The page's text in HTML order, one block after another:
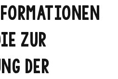
ZUR
DER